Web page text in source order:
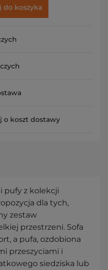
do koszyka
o koszt dostawy
pufy z kolekcji
dla tych,
zestaw
przestrzeni. Sofa
a pufa, ozdobiona
przeszyciami i
siedziska lub